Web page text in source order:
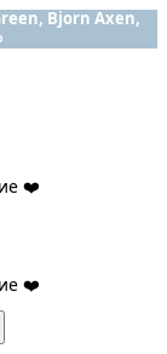
Bjorn Axen,
❤️
❤️